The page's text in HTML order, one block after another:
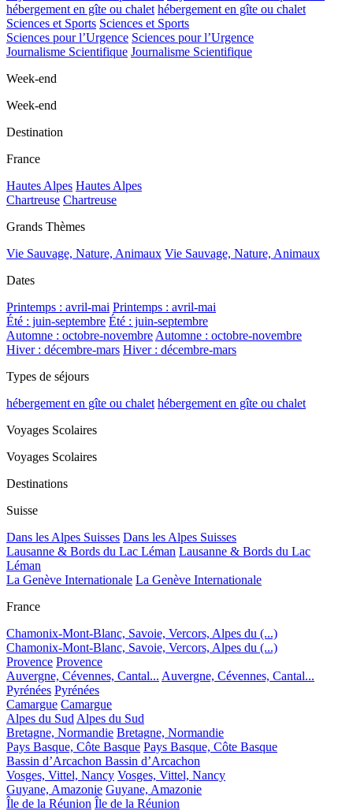
hébergement en gîte ou chalet hébergement en gîte ou chalet
Sciences et Sports Sciences et Sports
Sciences pour l’Urgence Sciences pour l’Urgence
Journalisme Scientifique Journalisme Scientifique
Week-end
Week-end
Destination
France
Hautes Alpes Hautes Alpes
Chartreuse Chartreuse
Grands Thèmes
Vie Sauvage, Nature, Animaux Vie Sauvage, Nature, Animaux
Dates
Printemps : avril-mai Printemps : avril-mai
Été : juin-septembre Été : juin-septembre
Automne : octobre-novembre Automne : octobre-novembre
Hiver : décembre-mars Hiver : décembre-mars
Types de séjours
hébergement en gîte ou chalet hébergement en gîte ou chalet
Voyages Scolaires
Voyages Scolaires
Destinations
Suisse
Dans les Alpes Suisses Dans les Alpes Suisses
Lausanne & Bords du Lac Léman Lausanne & Bords du Lac
Léman
La Genève Internationale La Genève Internationale
France
Chamonix-Mont-Blanc, Savoie, Vercors, Alpes du (...)
Chamonix-Mont-Blanc, Savoie, Vercors, Alpes du (...)
Provence Provence
Auvergne, Cévennes, Cantal... Auvergne, Cévennes, Cantal...
Pyrénées Pyrénées
Camargue Camargue
Alpes du Sud Alpes du Sud
Bretagne, Normandie Bretagne, Normandie
Pays Basque, Côte Basque Pays Basque, Côte Basque
Bassin d’Arcachon Bassin d’Arcachon
Vosges, Vittel, Nancy Vosges, Vittel, Nancy
Guyane, Amazonie Guyane, Amazonie
Île de la Réunion Île de la Réunion